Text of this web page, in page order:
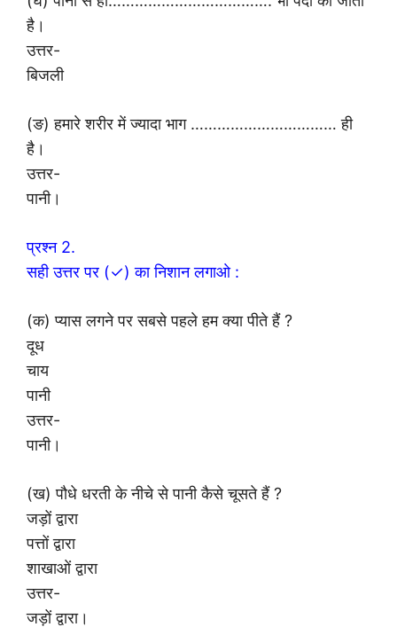
है।
उत्तर-
बिजली
(ङ) हमारे शरीर में ज्यादा भाग …………………………… ही
है।
उत्तर-
पानी।
प्रश्न 2.
सही उत्तर पर (✓) का निशान लगाओ :
(क) प्यास लगने पर सबसे पहले हम क्या पीते हैं ?
दूध
चाय
पानी
उत्तर-
पानी।
(ख) पौधे धरती के नीचे से पानी कैसे चूसते हैं ?
जड़ों द्वारा
पत्तों द्वारा
शाखाओं द्वारा
उत्तर-
जड़ों द्वारा।